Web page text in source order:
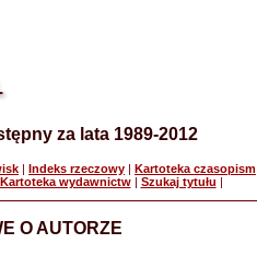
za lata 1989-2012
| Indeks rzeczowy | Kartoteka czasopism
Kartoteka wydawnictw| Szukaj tytułu |
O AUTORZE